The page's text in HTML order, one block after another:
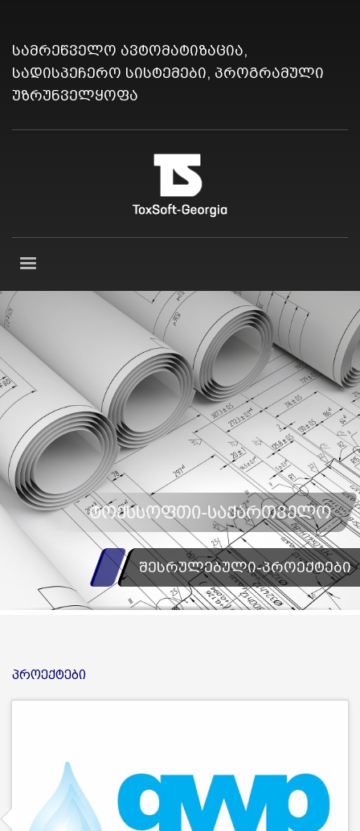
სამრეწველო ავტომატიზაცია,
სადისპეჩერო სისტემები, პროგრამული
უზრუნველყოფა
ტოქსსოფთი-საქართველო
შესრულებული-პროექტები
ᲞᲠᲝᲔᲥᲢᲔᲑᲘ